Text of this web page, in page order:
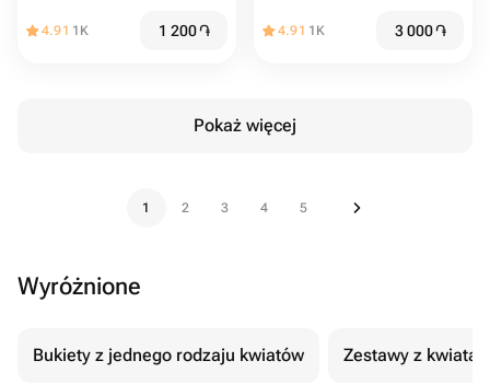
4.91 1K 1 200֏ 4.91 1K 3 000֏
Pokaż więcej
1 2 3 4 5
Wyróżnione
Bukiety z jednego rodzaju kwiatów Zestawy z